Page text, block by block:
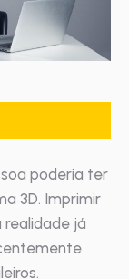
poderia ter
3D. Imprimir
realidade já